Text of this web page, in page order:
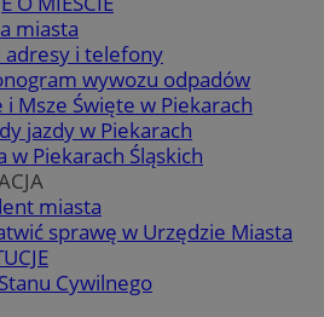
miasta
adresy i telefony
wywozu odpadów
i Msze Święte w Piekarach
jazdy w Piekarach
w Piekarach Śląskich
miasta
sprawę w Urzędzie Miasta
Cywilnego